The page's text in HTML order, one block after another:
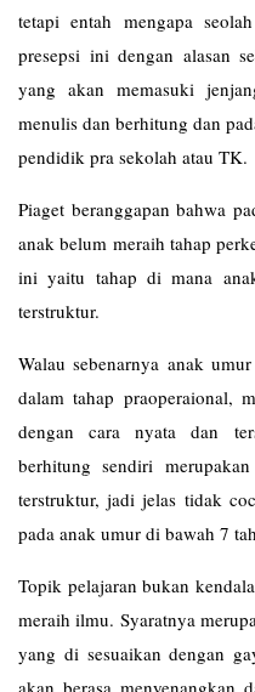
tetapi entah mengapa
presepsi ini dengan alasan
yang akan memasuki
menulis dan berhitung dan
pendidik pra sekolah atau TK.
Piaget beranggapan bahwa
anak belum meraih tahap
ini yaitu tahap di mana
terstruktur.
Walau sebenarnya anak
dalam tahap praoperaional,
dengan cara nyata dan
berhitung sendiri
terstruktur, jadi jelas tidak
pada anak umur di bawah 7
Topik pelajaran bukan
meraih ilmu. Syaratnya
yang di sesuaikan dengan
akan berasa menyenangkan